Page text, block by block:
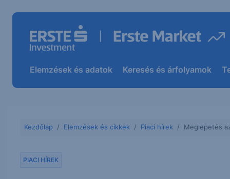
Elemzések és adatok Keresés és árfolyamok
Kezdőlap Elemzések és cikkek Piaci hírek Meglepetés
PIACI HÍREK